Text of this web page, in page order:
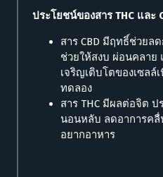
ประโยชน์ของสาร THC และ
สาร CBD มีฤทธิ์ช่วยล
ช่วยให้สงบ ผ่อนคลา
เจริญเติบโตของเซล
ทดลอง
สาร THC มีผลต่อจิต
นอนหลับ ลดอาการคลื่
อยากอาหาร